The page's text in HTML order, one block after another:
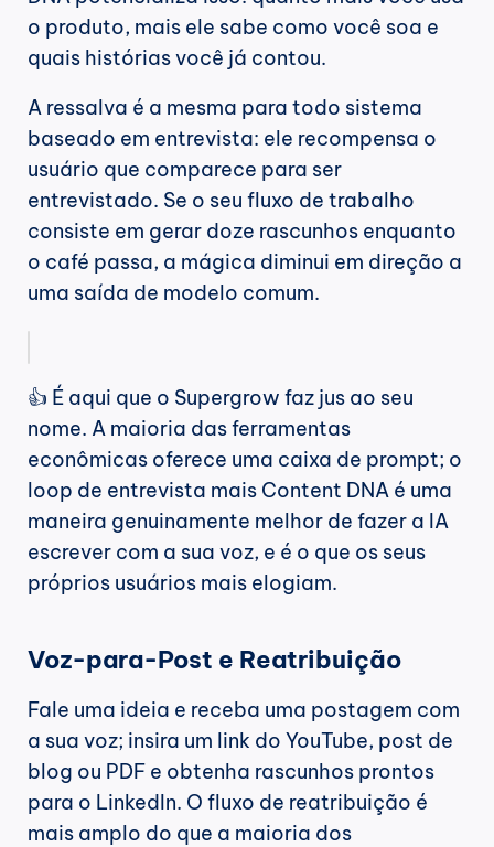
o produto, mais ele sabe como você soa e
quais histórias você já contou.
A ressalva é a mesma para todo sistema
baseado em entrevista: ele recompensa o
usuário que comparece para ser
entrevistado. Se o seu fluxo de trabalho
consiste em gerar doze rascunhos enquanto
o café passa, a mágica diminui em direção a
uma saída de modelo comum.
👍 É aqui que o Supergrow faz jus ao seu
nome. A maioria das ferramentas
econômicas oferece uma caixa de prompt; o
loop de entrevista mais Content DNA é uma
maneira genuinamente melhor de fazer a IA
escrever com a sua voz, e é o que os seus
próprios usuários mais elogiam.
Voz-para-Post e Reatribuição
Fale uma ideia e receba uma postagem com
a sua voz; insira um link do YouTube, post de
blog ou PDF e obtenha rascunhos prontos
para o LinkedIn. O fluxo de reatribuição é
mais amplo do que a maioria dos